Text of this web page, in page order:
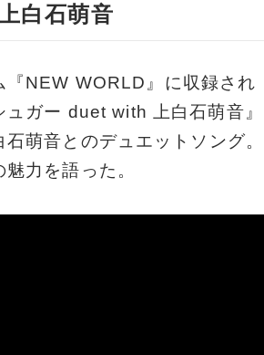
白石萌音
『NEW WORLD』に収録され
ュガー duet with 上白石萌音』
萌音とのデュエットソング。
力を語った。